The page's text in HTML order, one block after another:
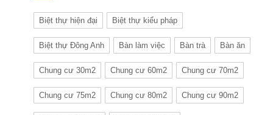
Biệt thự hiện đại Biệt thự kiểu pháp
Biệt thự Đông Anh Bàn làm việc Bàn trà Bàn ăn
Chung cư 30m2 Chung cư 60m2 Chung cư 70m2
Chung cư 75m2 Chung cư 80m2 Chung cư 90m2